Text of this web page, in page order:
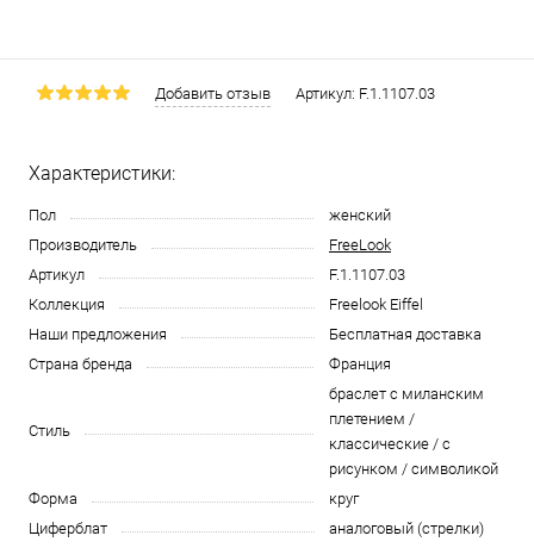
Добавить отзыв Артикул: F.1.1107.03
Характеристики:
Пол
женский
Производитель
FreeLook
Артикул
F.1.1107.03
Коллекция
Freelook Eiffel
Наши предложения
Бесплатная доставка
Страна бренда
Франция
Стиль
браслет с миланским
плетением /
классические / с
рисунком / символикой
Форма
круг
Циферблат
аналоговый (стрелки)